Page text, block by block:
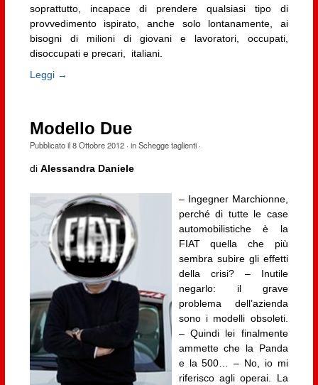
soprattutto, incapace di prendere qualsiasi tipo di
provvedimento ispirato, anche solo lontanamente, ai
bisogni di milioni di giovani e lavoratori, occupati,
disoccupati e precari, italiani.
Leggi →
Modello Due
Pubblicato il8 Ottobre 2012· inSchegge taglienti·
di Alessandra Daniele
– Ingegner Marchionne,
perché di tutte le case
automobilistiche è la
FIAT quella che più
sembra subire gli effetti
della crisi? – Inutile
negarlo: il grave
problema dell’azienda
sono i modelli obsoleti.
– Quindi lei finalmente
ammette che la Panda
e la 500… – No, io mi
riferisco agli operai. La